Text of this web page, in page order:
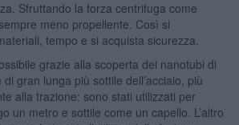
Sfruttando la forza centrifuga come
meno propellente. Così si
tempo e si acquista sicurezza.
grazie alla scoperta dei nanotubi di
gran lunga più sottile dell’acciaio, più
alla trazione: sono stati utilizzati per
un metro e sottile come un capello. L’altro